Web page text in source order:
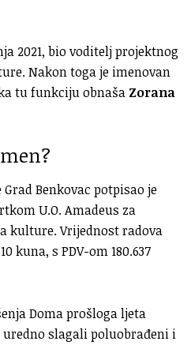
2021, bio voditelj projektnog
Nakon toga je imenovan
tu funkciju obnaša Zorana
Benkovac potpisao je
U.O. Amadeus za
kulture. Vrijednost radova
kuna, s PDV-om 180.637
Doma prošloga ljeta
slagali poluobrađeni i